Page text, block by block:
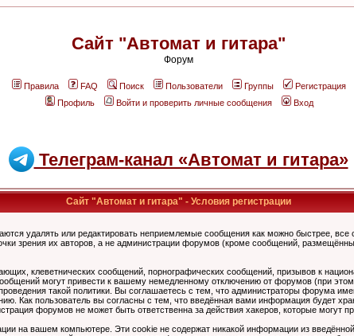
Сайт "Автомат и гитара"
Форум
Правила FAQ Поиск Пользователи Группы
Регистрация
Профиль
Войти и проверить личные сообщения Вход
Телеграм-канал «Автомат и гитара»
Сайт "Автомат и гитара" - Условия регистрации
удалять или редактировать неприемлемые сообщения как можно быстрее,
зрения их авторов, а не администрации форумов (кроме сообщений,
клеветнических сообщений, порнографических сообщений, призывов к
могут привести к вашему немедленному отключению от форумов (при
такой политики. Вы соглашаетесь с тем, что администраторы форума
Как пользователь вы согласны с тем, что введённая вами информация будет
форумов не может быть ответственна за действия хакеров, которые могут
на вашем компьютере. Эти cookie не содержат никакой информации из